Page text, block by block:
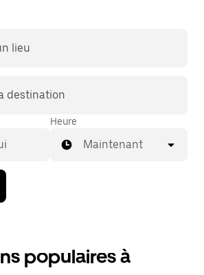
lieu
destination
Heure
Maintenant
populaires à